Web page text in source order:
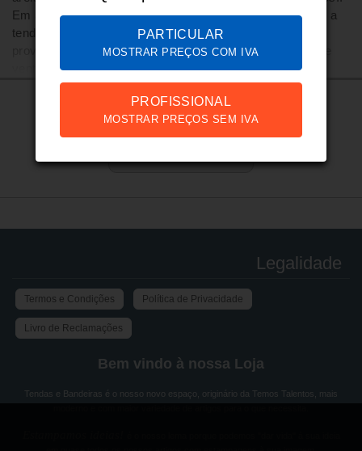
PARTICULAR
MOSTRAR PREÇOS COM IVA
PROFISSIONAL
MOSTRAR PREÇOS SEM IVA
Em ambiente de vento fraco, os sacos ajudam a manter a
tenda mais estável. Não invalida que sejam tomadas
providências para reforçar a fixação ao chão em caso de
vento, com cordas, esticadores ou pesos mais fortes.
Legalidade
Termos e Condições Política de Privacidade
Livro de Reclamações
Bem vindo à nossa Loja
Tendas e Bandeiras é o nosso novo espaço, originário da Temos Talentos, mais